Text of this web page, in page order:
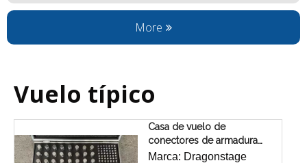
More
Vuelo típico
Casa de vuelo de
conectores de armadura
cónica
Marca: Dragonstage